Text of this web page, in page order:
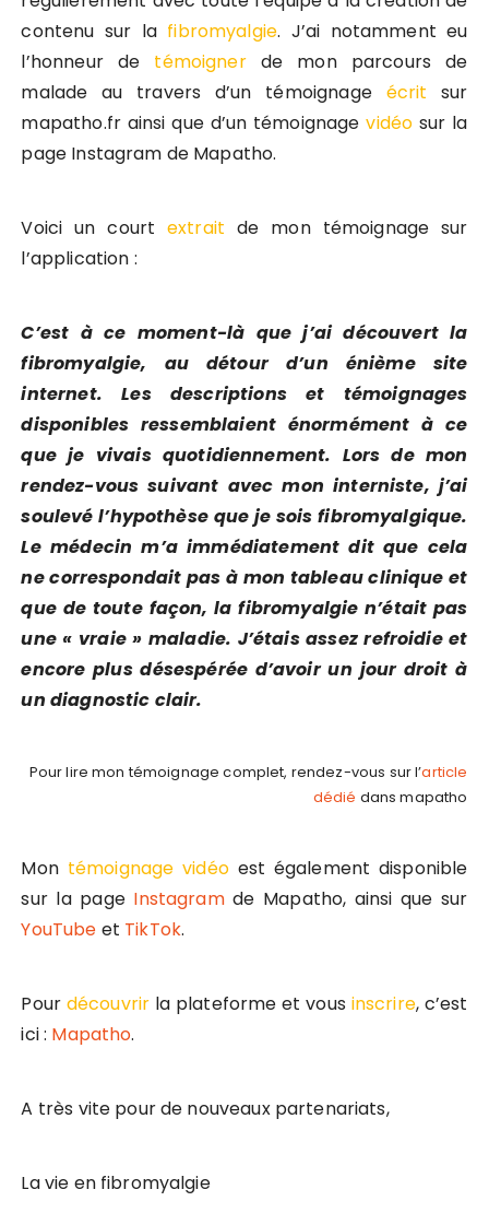
contenu sur la fibromyalgie. J’ai notamment eu
l’honneur de témoignerde mon parcours de
malade au travers d’un témoignage écrit sur
mapatho.fr ainsi que d’un témoignagevidéo sur la
page Instagram de Mapatho.
Voici un courtextrait de mon témoignage sur
l’application :
C’est à ce moment-là que j’ai découvert la
fibromyalgie, au détour d’un énième site
internet. Les descriptions et témoignages
disponibles ressemblaient énormément à ce
que je vivais quotidiennement. Lors de mon
rendez-vous suivant avec mon interniste, j’ai
soulevé l’hypothèse que je sois fibromyalgique.
Le médecin m’a immédiatement dit que cela
ne correspondait pas à mon tableau clinique et
que de toute façon, la fibromyalgie n’était pas
une « vraie » maladie. J’étais assez refroidie et
encore plus désespérée d’avoir un jour droit à
un diagnostic clair.
Pour lire mon témoignage complet, rendez-vous sur l’article
dédié dans mapatho
Mon témoignage vidéoest également disponible
sur la page Instagramde Mapatho, ainsi que sur
YouTube et TikTok.
Pour découvrir la plateforme et vous inscrire, c’est
ici : Mapatho.
A très vite pour de nouveaux partenariats,
La vie en fibromyalgie